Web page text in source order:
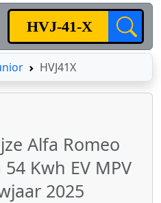
HVJ41X
Alfa Romeo
Kwh EV MPV
2025